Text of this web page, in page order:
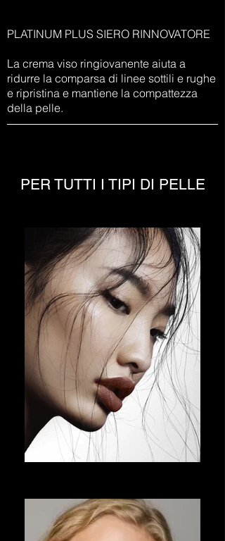
PLATINUM PLUS SIERO RINNOVATORE
La crema viso ringiovanente aiuta a
ridurre la comparsa di linee sottili e rughe
e ripristina e mantiene la compattezza
della pelle.
PER TUTTI I TIPI DI PELLE